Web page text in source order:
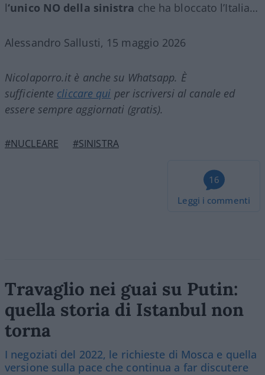
l‘unico NO della sinistra che ha bloccato l’Italia…
Alessandro Sallusti, 15 maggio 2026
Nicolaporro.it è anche su Whatsapp. È
sufficiente cliccare qui per iscriversi al canale ed
essere sempre aggiornati (gratis).
#NUCLEARE #SINISTRA
16
Leggi i commenti
Travaglio nei guai su Putin:
quella storia di Istanbul non
torna
I negoziati del 2022, le richieste di Mosca e quella
versione sulla pace che continua a far discutere